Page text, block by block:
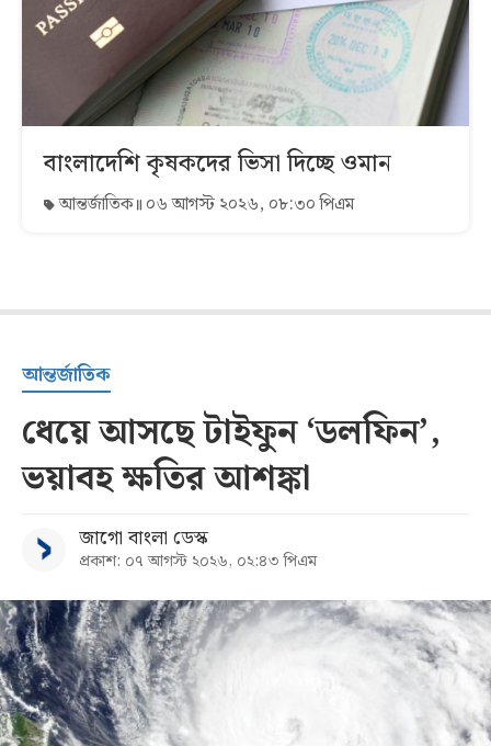
বাংলাদেশি কৃষকদের ভিসা দিচ্ছে ওমান
আন্তর্জাতিক ০৬ আগস্ট ২০২৬, ০৮:৩০ পিএম
আন্তর্জাতিক
ধেয়ে আসছে টাইফুন ‘ডলফিন’,
ভয়াবহ ক্ষতির আশঙ্কা
জাগো বাংলা ডেস্ক
প্রকাশ: ০৭ আগস্ট ২০২৬, ০২:৪৩ পিএম